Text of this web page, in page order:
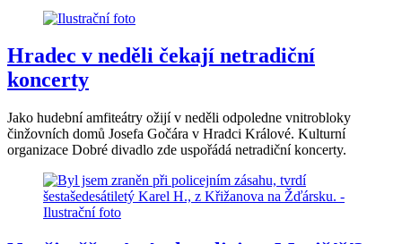
Hradec v neděli čekají netradiční
koncerty
Jako hudební amfiteátry ožijí v neděli odpoledne vnitrobloky
činžovních domů Josefa Gočára v Hradci Králové. Kulturní
organizace Dobré divadlo zde uspořádá netradiční koncerty.